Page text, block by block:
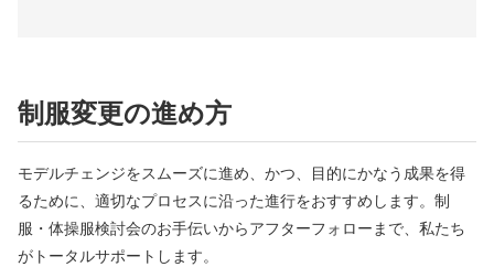
制服変更の進め方
モデルチェンジをスムーズに進め、かつ、目的にかなう成果を得
るために、適切なプロセスに沿った進行をおすすめします。制
服・体操服検討会のお手伝いからアフターフォローまで、私たち
がトータルサポートします。